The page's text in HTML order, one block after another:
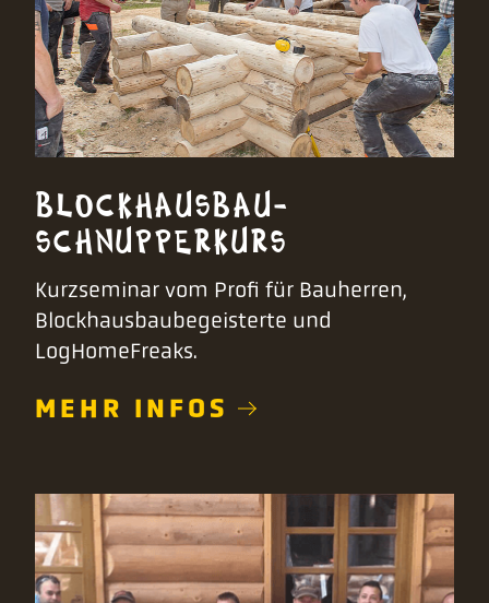
BLOCKHAUSBAU-
SCHNUPPERKURS
Kurzseminar vom Profi für Bauherren,
Blockhausbaubegeisterte und
LogHomeFreaks.
MEHR INFOS